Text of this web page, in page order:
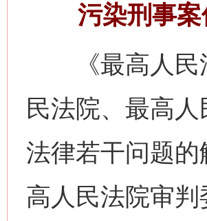
污染刑事
《最高人民法
民法院、最高
法律若干问题
高人民法院审